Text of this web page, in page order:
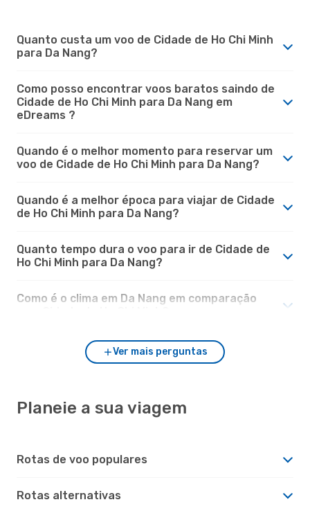
Quanto custa um voo de Cidade de Ho Chi Minh
para Da Nang?
Como posso encontrar voos baratos saindo de
Cidade de Ho Chi Minh para Da Nang em
eDreams ?
Quando é o melhor momento para reservar um
voo de Cidade de Ho Chi Minh para Da Nang?
Quando é a melhor época para viajar de Cidade
de Ho Chi Minh para Da Nang?
Quanto tempo dura o voo para ir de Cidade de
Ho Chi Minh para Da Nang?
Como é o clima em Da Nang em comparação
Ver mais perguntas
Planeie a sua viagem
Rotas de voo populares
Rotas alternativas